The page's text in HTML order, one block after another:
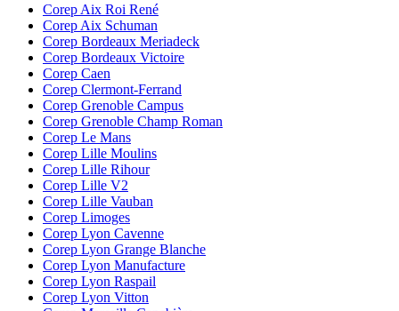
Corep Aix Roi René
Corep Aix Schuman
Corep Bordeaux Meriadeck
Corep Bordeaux Victoire
Corep Caen
Corep Clermont-Ferrand
Corep Grenoble Campus
Corep Grenoble Champ Roman
Corep Le Mans
Corep Lille Moulins
Corep Lille Rihour
Corep Lille V2
Corep Lille Vauban
Corep Limoges
Corep Lyon Cavenne
Corep Lyon Grange Blanche
Corep Lyon Manufacture
Corep Lyon Raspail
Corep Lyon Vitton